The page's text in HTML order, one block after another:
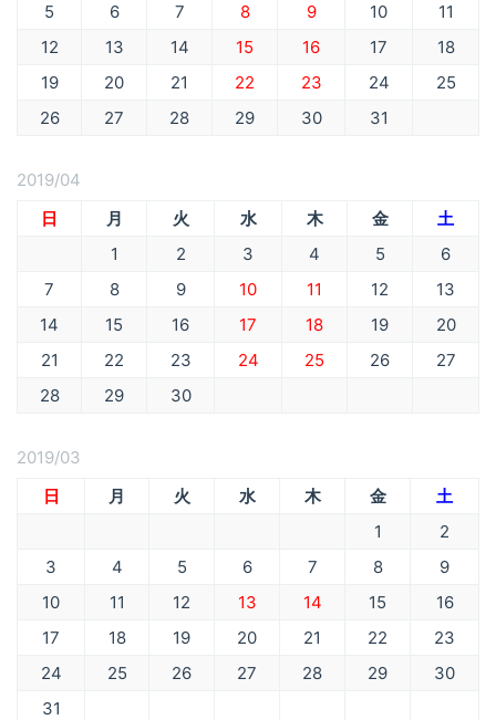
5
6 7 8 9 10
11
12
13 14 15 16 17
18
19
20 21 22 23 24
25
26
27 28 29 30 31
2019/04
日
月 火 水 木 金
土
1
2 3 4 5
6
7
8 9 10 11 12
13
14
15 16 17 18 19
20
21
22 23 24 25 26
27
28
29 30
2019/03
日
月 火 水 木 金
土
1
2
3
4 5 6 7 8
9
10
11 12 13 14 15
16
17
18 19 20 21 22
23
24
25 26 27 28 29
30
31